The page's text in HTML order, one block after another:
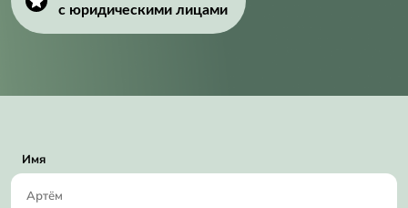
с юридическими лицами
Имя